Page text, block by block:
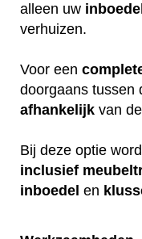
alleen uw inboedel
verhuizen.
Voor een
doorgaans tussen
afhankelijk van de
Bij deze optie
inclusief
inboedel en